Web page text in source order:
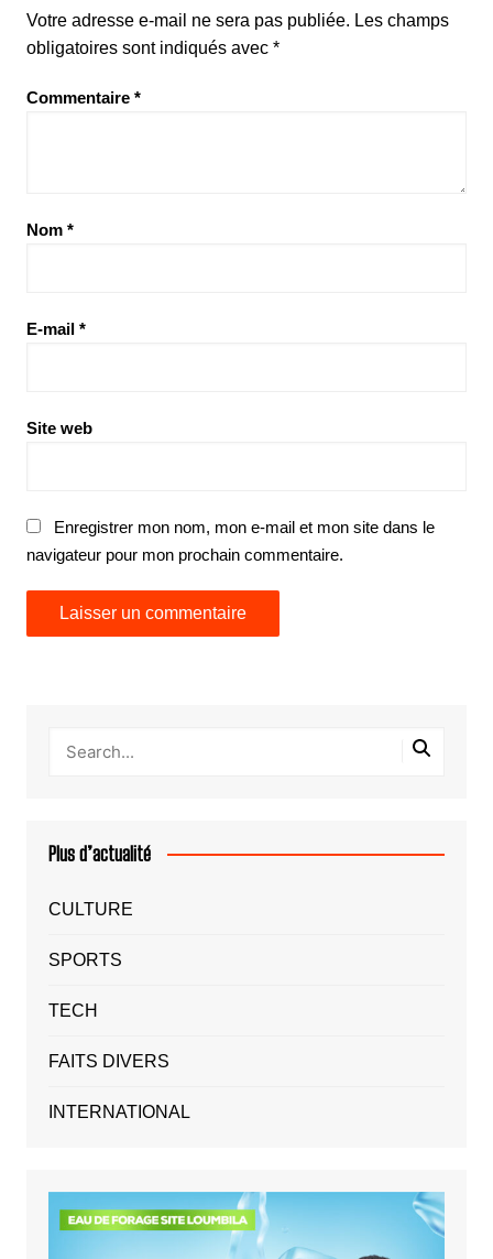
Votre adresse e-mail ne sera pas publiée. Les champs
obligatoires sont indiqués avec *
Commentaire *
Nom *
E-mail *
Site web
Enregistrer mon nom, mon e-mail et mon site dans le
navigateur pour mon prochain commentaire.
Plus d’actualité
CULTURE
SPORTS
TECH
FAITS DIVERS
INTERNATIONAL